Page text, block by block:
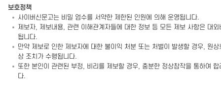
보호정책
사이버신문고는 비밀 엄수를 서약한 제한된 인원에 의해 운영됩니다.
제보자, 제보내용, 관련 이해관계자들에 대한 정보 등 모든 제보 사항은 대
됩니다.
만약 제보로 인한 제보자에 대한 불이익 처분 또는 처벌이 발생할 경우, 원
상 조치가 수행됩니다.
또한 본인이 관련된 부정, 비리를 제보할 경우, 충분한 정상참작을 통하여
다.